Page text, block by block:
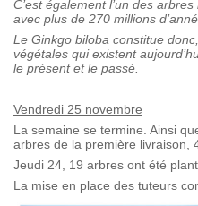
C’est également l’un des
avec plus de 270 millions
Le Ginkgo biloba constitue
végétales qui existent
le présent et le passé.
Vendredi 25 novembre
La semaine se termine. Ainsi
arbres de la première livraison,
Jeudi 24, 19 arbres ont été
La mise en place des tuteurs